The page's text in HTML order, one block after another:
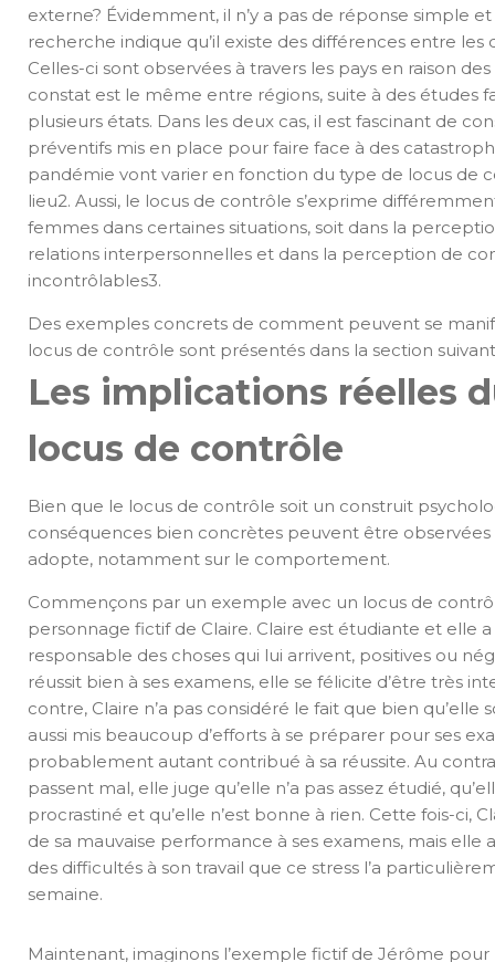
externe? Évidemment, il n’y a pas de réponse simple
recherche indique qu’il existe des différences entre les
Celles-ci sont observées à travers les pays en raison
constat est le même entre régions, suite à des études
plusieurs états. Dans les deux cas, il est fascinant de
préventifs mis en place pour faire face à des
pandémie vont varier en fonction du type de locus de
lieu2. Aussi, le locus de contrôle s’exprime
femmes dans certaines situations, soit dans la
relations interpersonnelles et dans la perception de
incontrôlables3.
Des exemples concrets de comment peuvent se
locus de contrôle sont présentés dans la section
Les implications réelles
locus de contrôle
Bien que le locus de contrôle soit un construit
conséquences bien concrètes peuvent être observées
adopte, notamment sur le comportement.
Commençons par un exemple avec un locus de
personnage fictif de Claire. Claire est étudiante et elle
responsable des choses qui lui arrivent, positives ou
réussit bien à ses examens, elle se félicite d’être très
contre, Claire n’a pas considéré le fait que bien qu’elle
aussi mis beaucoup d’efforts à se préparer pour ses
probablement autant contribué à sa réussite. Au
passent mal, elle juge qu’elle n’a pas assez étudié,
procrastiné et qu’elle n’est bonne à rien. Cette fois-ci,
de sa mauvaise performance à ses examens, mais elle
des difficultés à son travail que ce stress l’a
semaine.
Maintenant, imaginons l’exemple fictif de Jérôme